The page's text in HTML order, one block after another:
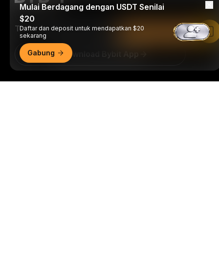
Trade Kapan Saja, Di Mana Saja!
Download Bybit App
Mulai Berdagang dengan USDT Senilai
$20
Daftar dan deposit untuk mendapatkan $20
sekarang
Gabung
Baca di Aplikasi Bybit